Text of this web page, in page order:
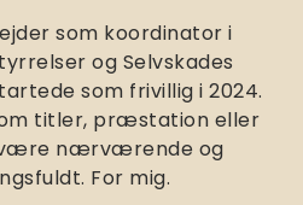
som koordinator i
og Selvskades
som frivillig i 2024.
titler, præstation eller
være nærværende og
For mig.